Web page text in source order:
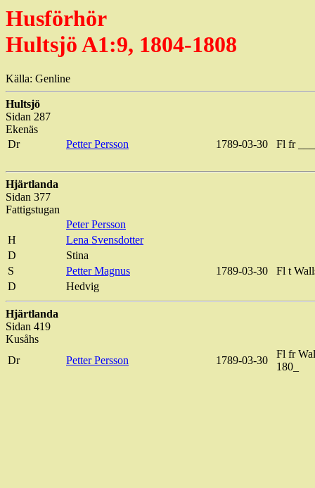
Husförhör
Hultsjö A1:9, 1804-1808
Källa: Genline
Hultsjö
Sidan 287
Ekenäs
Dr
Petter Persson 1789-03-30 Fl fr
Hjärtlanda
Sidan 377
Fattigstugan
Peter Persson
H
Lena Svensdotter
D
Stina
S
Petter Magnus 1789-03-30
Fl t
D
Hedvig
Hjärtlanda
Sidan 419
Kusåhs
Dr
Petter Persson 1789-03-30
Fl fr
180_